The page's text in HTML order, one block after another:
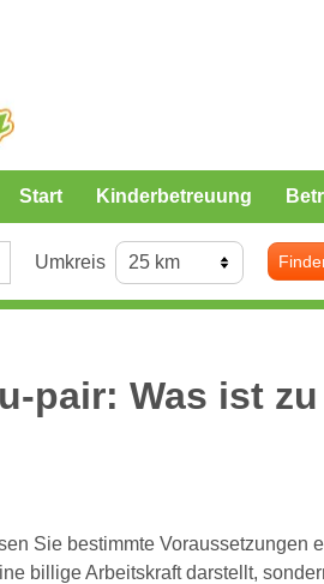
Start Kinderbetreuung
Umkreis
pair: Was ist zu
Sie bestimmte Voraussetzungen
billige Arbeitskraft darstellt,